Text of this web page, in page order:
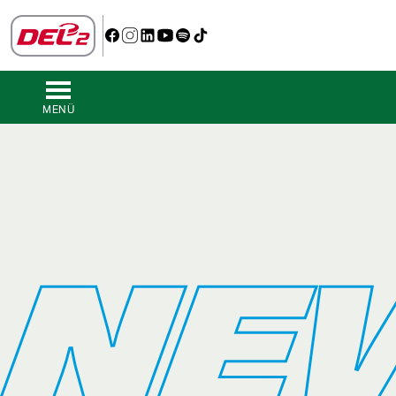
MENÜ